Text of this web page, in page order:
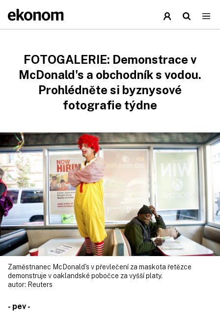
FOTOGALERIE: Demonstrace v
McDonald's a obchodník s vodou.
Prohlédněte si byznysové
fotografie týdne
Zaměstnanec McDonald's v převlečení za maskota řetězce
demonstruje v oaklandské pobočce za vyšší platy.
autor: Reuters
- pev -